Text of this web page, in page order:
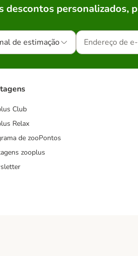
descontos personalizados,
de estimação
Club
Relax
de zooPontos
zooplus